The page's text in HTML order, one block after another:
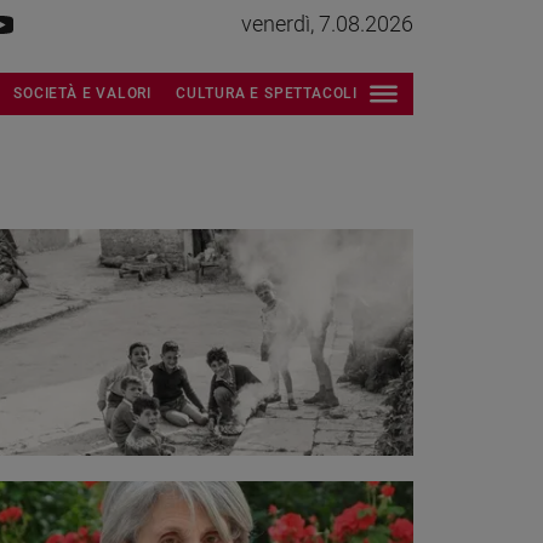
venerdì, 7.08.2026
SOCIETÀ E VALORI CULTURA E SPETTACOLI